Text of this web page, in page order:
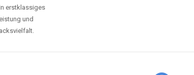
erstklassiges
und